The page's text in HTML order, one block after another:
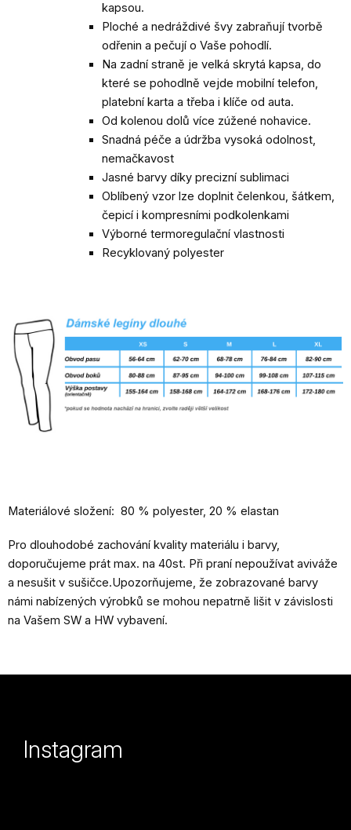
kapsou.
Ploché a nedráždivé švy zabraňují tvorbě
odřenin a pečují o Vaše pohodlí.
Na zadní straně je velká skrytá kapsa, do
které se pohodlně vejde mobilní telefon,
platební karta a třeba i klíče od auta.
Od kolenou dolů více zúžené nohavice.
Snadná péče a údržba vysoká odolnost,
nemačkavost
Jasné barvy díky precizní sublimaci
Oblíbený vzor lze doplnit čelenkou, šátkem,
čepicí i kompresními podkolenkami
Výborné termoregulační vlastnosti
Recyklovaný polyester
Materiálové složení: 80 % polyester, 20 % elastan
Pro dlouhodobé zachování kvality materiálu i barvy,
doporučujeme prát max. na 40st. Při praní nepoužívat aviváže
a nesušit v sušičce.Upozorňujeme, že zobrazované barvy
námi nabízených výrobků se mohou nepatrně lišit v závislosti
na Vašem SW a HW vybavení.
Instagram